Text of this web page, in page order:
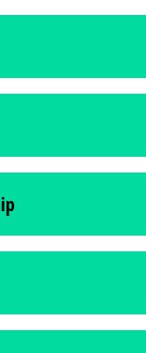
Austausch möglich
die zum Nachdenken &
sprechen mit
verantwortungsvollem
eine gute Führung aus, die